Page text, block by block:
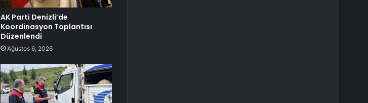
AK Parti Denizli’de
Koordinasyon Toplantısı
Düzenlendi
Ağustos 6, 2026